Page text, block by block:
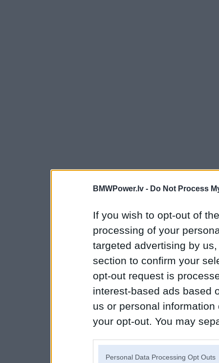
BMWPower.lv - Do Not Process
If you wish to opt-out of
processing of your
targeted advertising by
section to confirm your
opt-out request is
interest-based ads based
us or personal
your opt-out. You may
Personal Data Processing Opt Outs